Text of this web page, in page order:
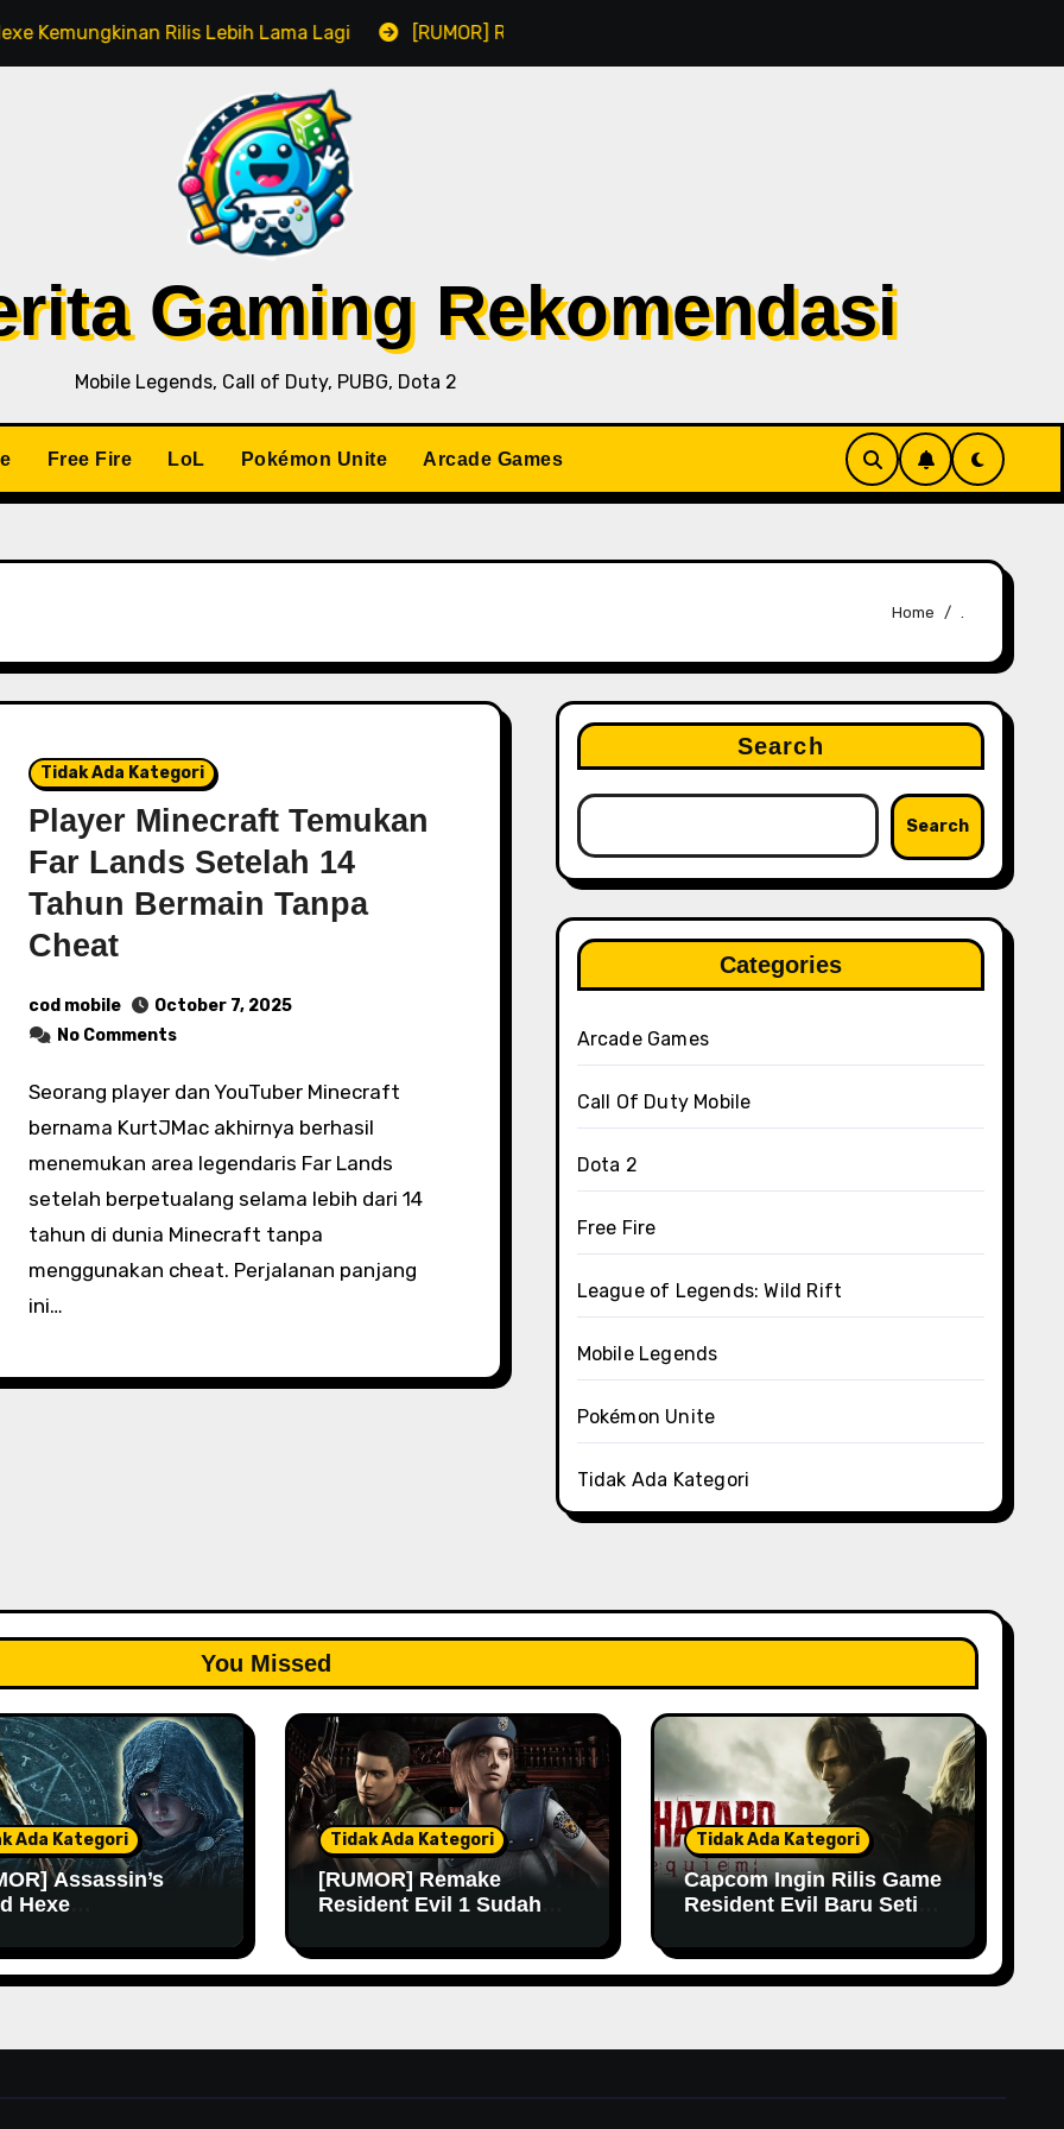
Kemungkinan Rilis Lebih Lama Lagi [RUMOR] Remake Resident Evil 1 Sudah Masuk Tahap Pre-Produksi Sejak
Gaming Rekomendasi
Mobile Legends, Call of Duty, PUBG, Dota 2
Free Fire LoL Pokémon Unite Arcade Games
Home .
Tidak Ada Kategori
Player Minecraft Temukan
Far Lands Setelah 14
Tahun Bermain Tanpa
Cheat
cod mobile
October 7, 2025
No Comments
Seorang player dan YouTuber Minecraft
bernama KurtJMac akhirnya berhasil
menemukan area legendaris Far Lands
setelah berpetualang selama lebih dari 14
tahun di dunia Minecraft tanpa
menggunakan cheat. Perjalanan panjang
ini…
Search
Search
Categories
Arcade Games
Call Of Duty Mobile
Dota 2
Free Fire
League of Legends: Wild Rift
Mobile Legends
Pokémon Unite
Tidak Ada Kategori
You Missed
Ada Kategori
Assassin’s
Hexe
Lagi
Tidak Ada Kategori
[RUMOR] Remake
Resident Evil 1 Sudah
Produksi Sejak Tahun
Lalu
Tidak Ada Kategori
Capcom Ingin Rilis Game
Resident Evil Baru Setiap